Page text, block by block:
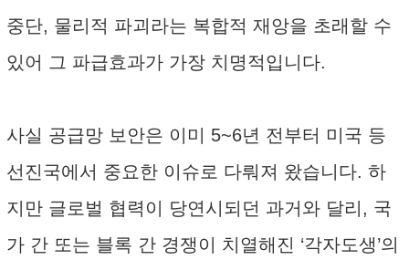
중단, 물리적 파괴라는 복합적 재앙을 초래할 수
있어 그 파급효과가 가장 치명적입니다.
사실 공급망 보안은 이미 5~6년 전부터 미국 등
선진국에서 중요한 이슈로 다뤄져 왔습니다. 하
지만 글로벌 협력이 당연시되던 과거와 달리, 국
가 간 또는 블록 간 경쟁이 치열해진 ‘각자도생’의